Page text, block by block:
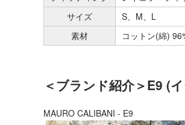
サイズ
S、M、L
素材
コットン(綿)
＜ブランド紹介＞E9 (
MAURO CALIBANI - E9